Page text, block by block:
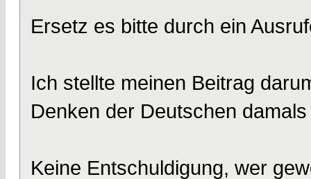
Ersetz es bitte durch ein
Ich stellte meinen Beitrag
Denken der Deutschen
Keine Entschuldigung, wer